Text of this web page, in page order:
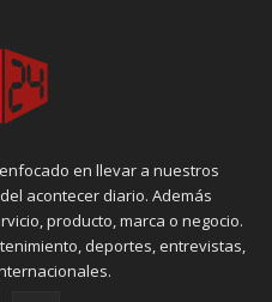
en llevar a nuestros
acontecer diario. Además
producto, marca o negocio.
deportes, entrevistas,